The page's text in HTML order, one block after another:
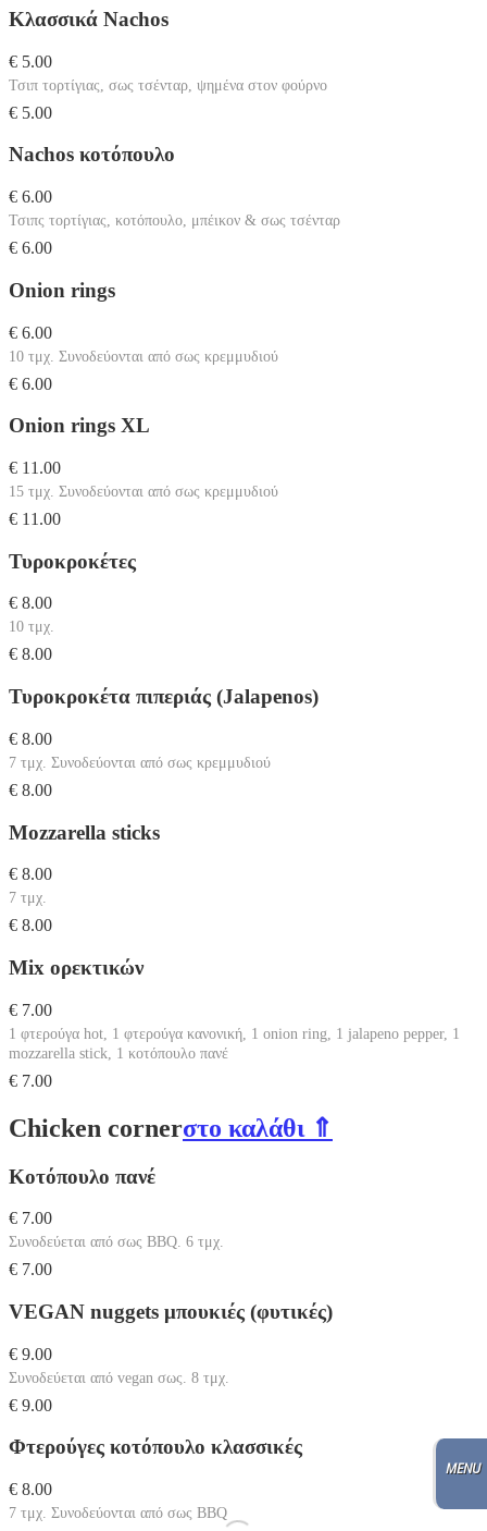
Κλασσικά Nachos
€ 5.00
Τσιπ τορτίγιας, σως τσένταρ, ψημένα στον φούρνο
€ 5.00
Nachos κοτόπουλο
€ 6.00
Τσιπς τορτίγιας, κοτόπουλο, μπέικον & σως τσένταρ
€ 6.00
Onion rings
€ 6.00
10 τμχ. Συνοδεύονται από σως κρεμμυδιού
€ 6.00
Onion rings XL
€ 11.00
15 τμχ. Συνοδεύονται από σως κρεμμυδιού
€ 11.00
Τυροκροκέτες
€ 8.00
10 τμχ.
€ 8.00
Τυροκροκέτα πιπεριάς (Jalapenos)
€ 8.00
7 τμχ. Συνοδεύονται από σως κρεμμυδιού
€ 8.00
Mozzarella sticks
€ 8.00
7 τμχ.
€ 8.00
Mix ορεκτικών
€ 7.00
1 φτερούγα hot, 1 φτερούγα κανονική, 1 onion ring, 1 jalapeno pepper, 1
mozzarella stick, 1 κοτόπουλο πανέ
€ 7.00
Chicken cornerστο καλάθι ⇑
Κοτόπουλο πανέ
€ 7.00
Συνοδεύεται από σως BBQ. 6 τμχ.
€ 7.00
VEGAN nuggets μπουκιές (φυτικές)
€ 9.00
Συνοδεύεται από vegan σως. 8 τμχ.
€ 9.00
Φτερούγες κοτόπουλο κλασσικές
€ 8.00
7 τμχ. Συνοδεύονται από σως BBQ